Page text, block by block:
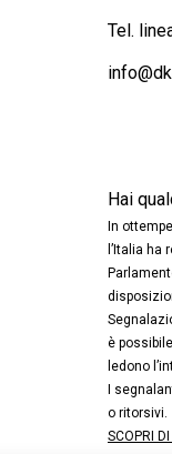
Tel.
Hai
In
l’Italia ha
è
ledono
I
o ritorsivi.
SCOPRI DI